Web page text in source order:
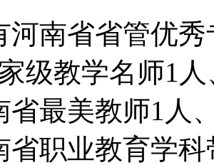
河南省省管优
级教学名师1
省最美教师1人
省职业教育学